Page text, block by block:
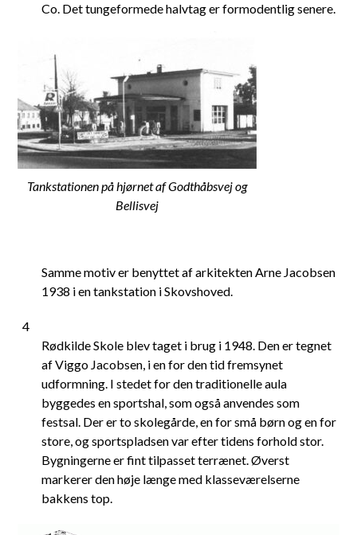
Co. Det tungeformede halvtag er formodentlig senere.
Tankstationen på hjørnet af Godthåbsvej og
Bellisvej
Samme motiv er benyttet af arkitekten Arne Jacobsen
1938 i en tankstation i Skovshoved.
4
Rødkilde Skole blev taget i brug i 1948. Den er tegnet
af Viggo Jacobsen, i en for den tid fremsynet
udformning. I stedet for den traditionelle aula
byggedes en sportshal, som også anvendes som
festsal. Der er to skolegårde, en for små børn og en for
store, og sportspladsen var efter tidens forhold stor.
Bygningerne er fint tilpasset terrænet. Øverst
markerer den høje længe med klasseværelserne
bakkens top.